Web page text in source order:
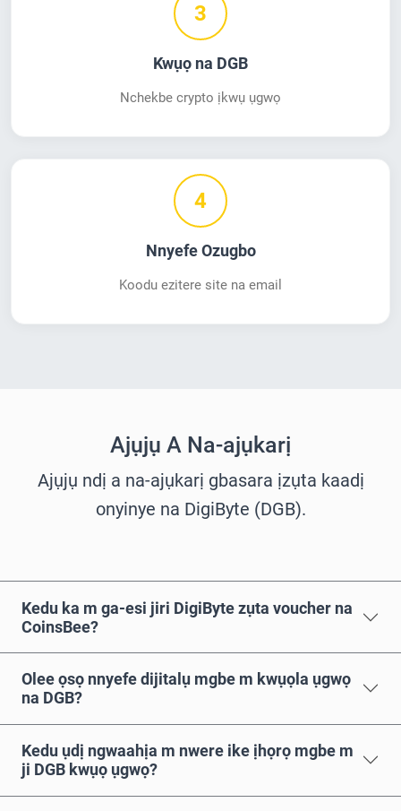
3
Kwụọ na DGB
Nchekbe crypto ịkwụ ụgwọ
4
Nnyefe Ozugbo
Koodu ezitere site na email
Ajụjụ A Na-ajụkarị
Ajụjụ ndị a na-ajụkarị gbasara ịzụta kaadị
onyinye na DigiByte (DGB).
Kedu ka m ga-esi jiri DigiByte zụta voucher na
CoinsBee?
Olee ọsọ nnyefe dijitalụ mgbe m kwụọla ụgwọ
na DGB?
Kedu ụdị ngwaahịa m nwere ike ịhọrọ mgbe m
ji DGB kwụọ ụgwọ?